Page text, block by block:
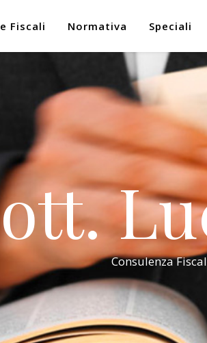
Fiscali Normativa Speciali
Consulenza